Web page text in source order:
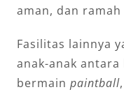
aman, dan ramah
Fasilitas lainnya
anak-anak
bermain paintball